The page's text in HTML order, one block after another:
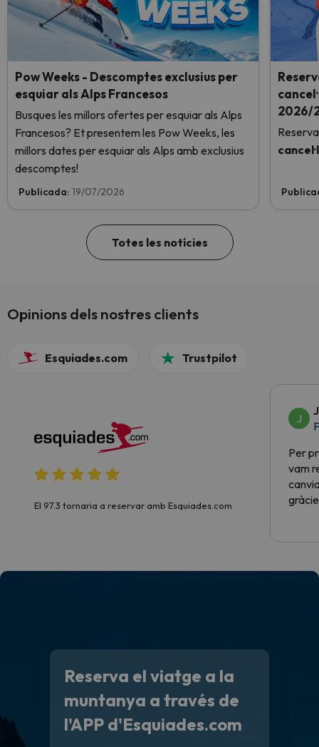
Pow Weeks - Descomptes exclusius per
esquiar als Alps Francesos
Busques les millors ofertes per esquiar als Alps
Francesos? Et presentem les Pow Weeks, les
millors dates per esquiar als Alps amb exclusius
descomptes!
Publicada: 19/07/2026
2026/
Totes les notícies
Opinions dels nostres clients
Esquiades.com Trustpilot
El 97.3 tornaria a reservar amb Esquiades.com
J
Per
vam
Reserva el viatge a la
muntanya a través de
l'APP d'Esquiades.com